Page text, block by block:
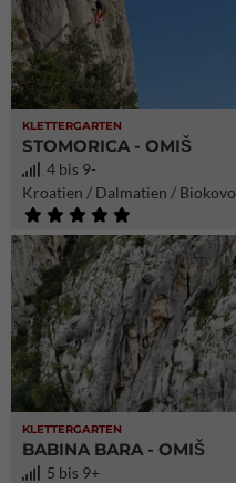
KLETTERGARTEN
STOMORICA - OMIŠ
4 bis 9-
Kroatien / Dalmatien / Biokovo
KLETTERGARTEN
BABINA BARA - OMIŠ
5 bis 9+